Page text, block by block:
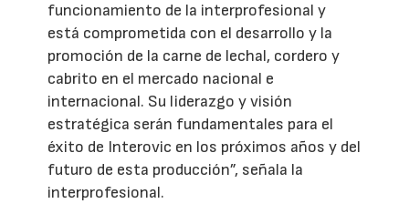
funcionamiento de la interprofesional y
está comprometida con el desarrollo y la
promoción de la carne de lechal, cordero y
cabrito en el mercado nacional e
internacional. Su liderazgo y visión
estratégica serán fundamentales para el
éxito de Interovic en los próximos años y del
futuro de esta producción”, señala la
interprofesional.